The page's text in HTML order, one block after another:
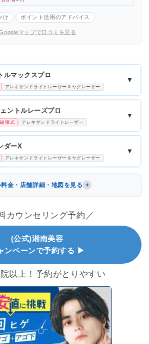
け ポイント活用のアドバイス
マップで口コミを見る
ルマックスプロ
アレキサンドライトレーザー＆ヤグレーザー
▼
ントルレーズプロ
壊式 アレキサンドライトレーザー
▼
ダーX
アレキサンドライトレーザー＆ヤグレーザー
▼
金・店舗詳細・地図を見る
カウンセリング予約／
(公式)湘南美容
ンペーンで予約する ▶
以上！予約がとりやすい